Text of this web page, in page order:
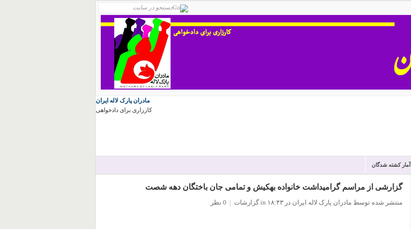
مادران پارک لاله ایران
کارزاری برای دادخواهی
آمار کشته شدگان
گزارشی از مراسم گرامیداشت خانواده بهکیش و تمامی جان باختگان دهه شصت
منتشر شده توسط مادران پارک لاله ایران در ۱۸:۴۳ in گزارشات | 0 نظر